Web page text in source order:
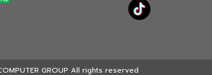
GROUP All rights reserved